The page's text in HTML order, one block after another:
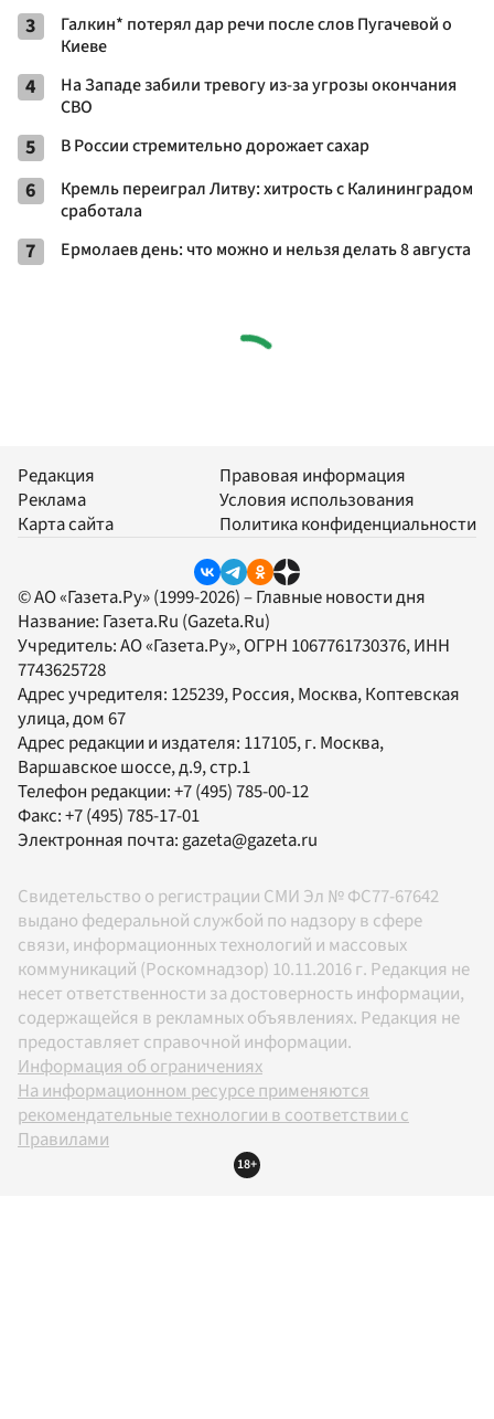
3
Галкин* потерял дар речи после слов Пугачевой о
Киеве
4
На Западе забили тревогу из-за угрозы окончания
СВО
5 В России стремительно дорожает сахар
6
Кремль переиграл Литву: хитрость с Калининградом
сработала
7 Ермолаев день: что можно и нельзя делать 8 августа
Редакция
Реклама
Карта сайта
Правовая информация
Условия использования
Политика конфиденциальности
© АО «Газета.Ру» (1999-2026) – Главные новости дня
Название: Газета.Ru (Gazeta.Ru)
Учредитель:АО «Газета.Ру», ОГРН 1067761730376, ИНН
7743625728
Адрес учредителя: 125239, Россия, Москва, Коптевская
улица, дом 67
Адрес редакции и издателя: 117105, г. Москва,
Варшавское шоссе, д.9, стр.1
Телефон редакции:+7 (495) 785-00-12
Факс:+7 (495) 785-17-01
Электронная почта:gazeta@gazeta.ru
Свидетельство о регистрации СМИ Эл № ФС77-67642
выдано федеральной службой по надзору в сфере
связи, информационных технологий и массовых
коммуникаций (Роскомнадзор) 10.11.2016 г. Редакция не
несет ответственности за достоверность информации,
содержащейся в рекламных объявлениях. Редакция не
предоставляет справочной информации.
Информация об ограничениях
На информационном ресурсе применяются
рекомендательные технологии в соответствии с
Правилами
18+